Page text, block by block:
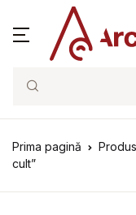
Search
Prima pagină
cult”